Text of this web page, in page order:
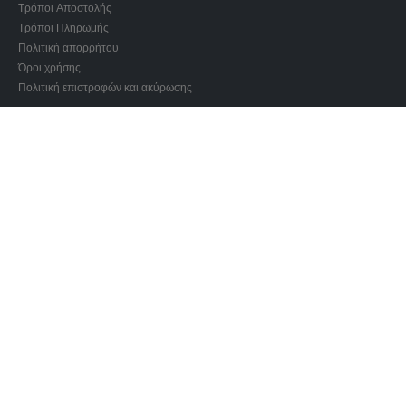
Τρόποι Αποστολής
Τρόποι Πληρωμής
Πολιτική απορρήτου
Όροι χρήσης
Πολιτική επιστροφών και ακύρωσης